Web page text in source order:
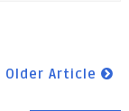
Older Article